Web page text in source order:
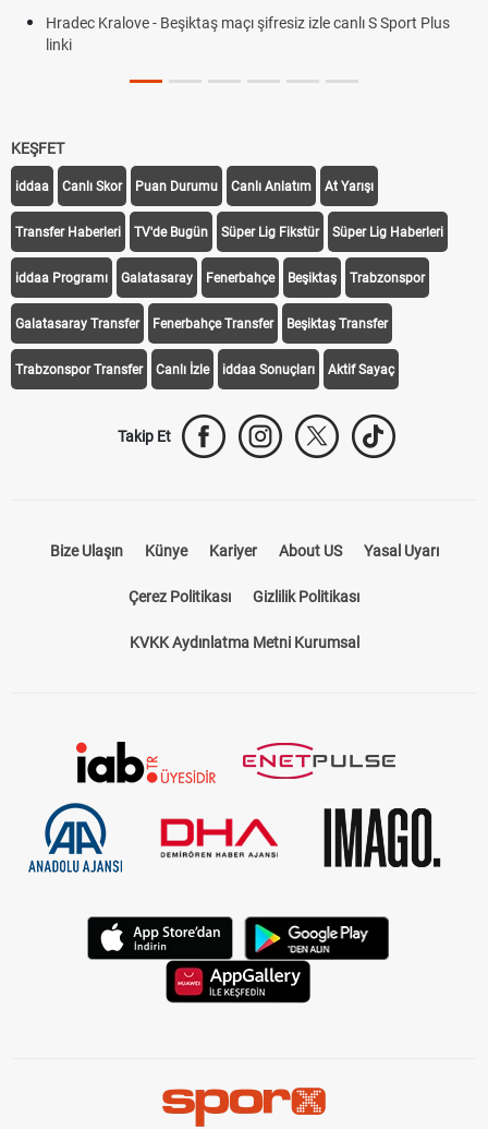
Hradec Kralove - Beşiktaş maçı şifresiz izle canlı S Sport Plus
linki
KEŞFET
iddaa Canlı Skor Puan Durumu Canlı Anlatım At Yarışı
Transfer Haberleri TV'de Bugün Süper Lig Fikstür Süper Lig Haberleri
iddaa Programı Galatasaray Fenerbahçe Beşiktaş Trabzonspor
Galatasaray Transfer Fenerbahçe Transfer Beşiktaş Transfer
Trabzonspor Transfer Canlı İzle iddaa Sonuçları Aktif Sayaç
Takip Et
Bize Ulaşın Künye Kariyer About US Yasal Uyarı
Çerez Politikası Gizlilik Politikası
KVKK Aydınlatma Metni Kurumsal